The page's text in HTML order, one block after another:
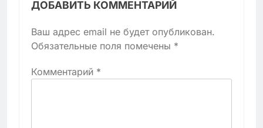
ДОБАВИТЬ КОММЕНТАРИЙ
Ваш адрес email не будет опубликован.
Обязательные поля помечены *
Комментарий *